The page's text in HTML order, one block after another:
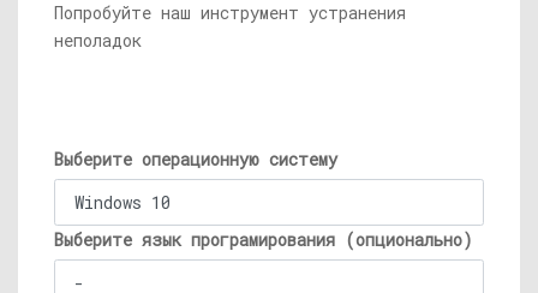
Попробуйте наш инструмент устранения
неполадок
Выберите операционную систему
Выберите язык програмирования (опционально)